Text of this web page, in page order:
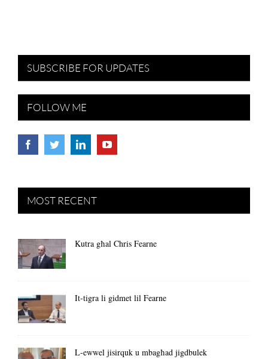
SUBSCRIBE FOR UPDATES
FOLLOW ME
MOST RECENT
Kutra għal Chris Fearne
It-tigra li gidmet lil Fearne
L-ewwel jisirquk u mbagħad jigdbulek